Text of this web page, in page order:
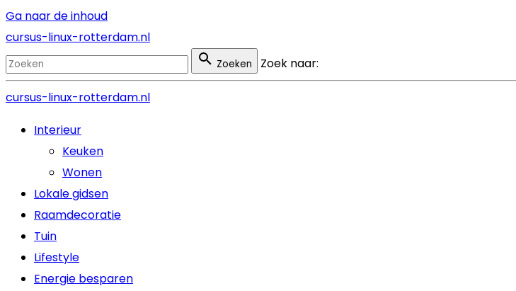
Ga naar de inhoud
cursus-linux-rotterdam.nl
Zoeken Zoek naar:
cursus-linux-rotterdam.nl
Interieur
Keuken
Wonen
Lokale gidsen
Raamdecoratie
Tuin
Lifestyle
Energie besparen